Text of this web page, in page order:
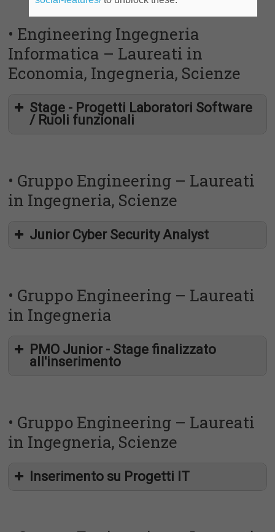
chiara.scaramella@eng.it
• Engineering Ingegneria
Informatica – Laureati in
Economia, Ingegneria, Scienze
Stage - Progetti Laboratori Software
/ Ruoli funzionali
• Gruppo Engineering – Laureati
in Ingegneria, Scienze
Junior Cyber Security Analyst
• Gruppo Engineering – Laureati
in Ingegneria
PMO Junior - Stage finalizzato
all'inserimento
• Gruppo Engineering – Laureati
in Ingegneria, Scienze
Inserimento su Progetti IT